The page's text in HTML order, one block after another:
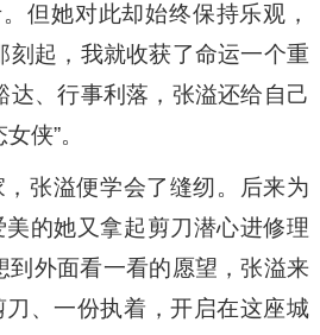
但她对此却始终保持乐观，
刻起，我就收获了命运一个重
达、行事利落，张溢还给自己
侠”。
张溢便学会了缝纫。后来为
的她又拿起剪刀潜心进修理
到外面看一看的愿望，张溢来
、一份执着，开启在这座城